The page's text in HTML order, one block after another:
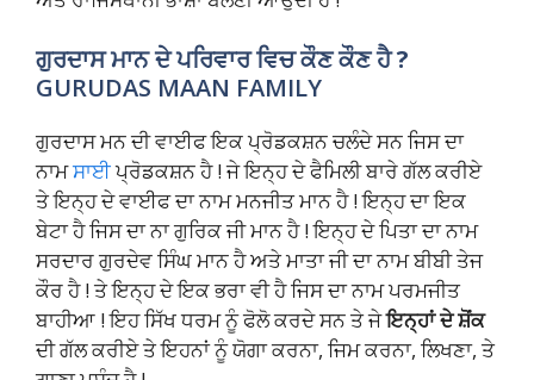
ਗੁਰਦਾਸ ਮਾਨ ਦੇ ਪਰਿਵਾਰ ਵਿਚ ਕੌਣ ਕੌਣ ਹੈ ?
GURUDAS MAAN FAMILY
ਗੁਰਦਾਸ ਮਨ ਦੀ ਵਾਈਫ ਇਕ ਪ੍ਰੋਡਕਸ਼ਨ ਚਲੰਦੇ ਸਨ ਜਿਸ ਦਾ
ਨਾਮਸਾਈਪ੍ਰੋਡਕਸ਼ਨ ਹੈ ! ਜੇ ਇਨ੍ਹ ਦੇ ਫੈਮਿਲੀ ਬਾਰੇ ਗੱਲ ਕਰੀਏ
ਤੇ ਇਨ੍ਹ ਦੇ ਵਾਈਫ ਦਾ ਨਾਮ ਮਨਜੀਤ ਮਾਨ ਹੈ ! ਇਨ੍ਹ ਦਾ ਇਕ
ਬੇਟਾ ਹੈ ਜਿਸ ਦਾ ਨਾ ਗੁਰਿਕ ਜੀ ਮਾਨ ਹੈ ! ਇਨ੍ਹ ਦੇ ਪਿਤਾ ਦਾ ਨਾਮ
ਸਰਦਾਰ ਗੁਰਦੇਵ ਸਿੰਘ ਮਾਨ ਹੈ ਅਤੇ ਮਾਤਾ ਜੀ ਦਾ ਨਾਮ ਬੀਬੀ ਤੇਜ
ਕੌਰ ਹੈ ! ਤੇ ਇਨ੍ਹ ਦੇ ਇਕ ਭਰਾ ਵੀ ਹੈ ਜਿਸ ਦਾ ਨਾਮ ਪਰਮਜੀਤ
ਬਾਹੀਆ ! ਇਹ ਸਿੱਖ ਧਰਮ ਨੂੰ ਫੋਲੋ ਕਰਦੇ ਸਨ ਤੇ ਜੇਇਨ੍ਹਾਂ ਦੇ ਸ਼ੋਂਕ
ਦੀ ਗੱਲ ਕਰੀਏ ਤੇ ਇਹਨਾਂ ਨੂੰ ਯੋਗਾ ਕਰਨਾ, ਜਿਮ ਕਰਨਾ, ਲਿਖਣਾ, ਤੇ